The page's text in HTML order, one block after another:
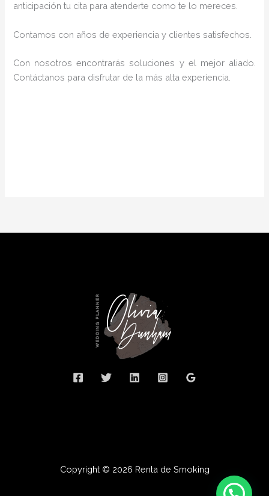
anticipación tu cita para atenderte como te lo mereces.
Contamos con años de experiencia y clientes satisfechos.
Con nosotros encontrarás soluciones y el mejor aliado.
Contáctanos para disfrutar de la más alta experiencia.
Copyright © 2026 Renta de Smoking